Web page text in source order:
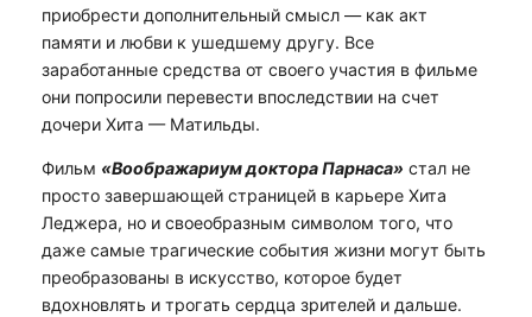
приобрести дополнительный смысл — как акт
памяти и любви к ушедшему другу. Все
заработанные средства от своего участия в фильме
они попросили перевести впоследствии на счет
дочери Хита — Матильды.
Фильм «Воображариум доктора Парнаса» стал не
просто завершающей страницей в карьере Хита
Леджера, но и своеобразным символом того, что
даже самые трагические события жизни могут быть
преобразованы в искусство, которое будет
вдохновлять и трогать сердца зрителей и дальше.